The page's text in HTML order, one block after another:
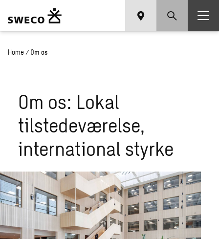
Home / Om os
Om os: Lokal
tilstedeværelse,
international styrke